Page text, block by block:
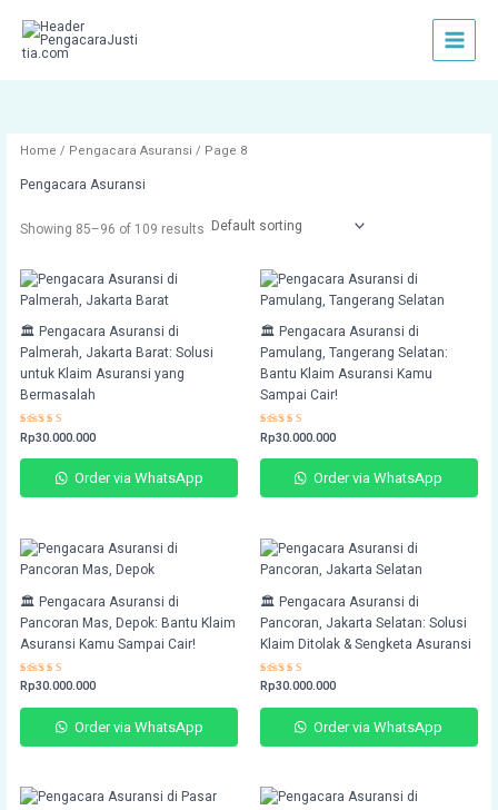
content
Home / Pengacara Asuransi / Page 8
Pengacara Asuransi
Showing 85–96 of 109 results
🏛️ Pengacara Asuransi di
Palmerah, Jakarta Barat: Solusi
untuk Klaim Asuransi yang
Bermasalah
Rated
4.82
out of 5
Rp30.000.000
Order via WhatsApp
🏛️ Pengacara Asuransi di
Pamulang, Tangerang Selatan:
Bantu Klaim Asuransi Kamu
Sampai Cair!
Rated
4.59
out of 5
Rp30.000.000
Order via WhatsApp
🏛️ Pengacara Asuransi di
Pancoran Mas, Depok: Bantu Klaim
Asuransi Kamu Sampai Cair!
Rated
4.72
out of 5
Rp30.000.000
Order via WhatsApp
🏛️ Pengacara Asuransi di
Pancoran, Jakarta Selatan: Solusi
Klaim Ditolak & Sengketa Asuransi
Rated
4.71
out of 5
Rp30.000.000
Order via WhatsApp